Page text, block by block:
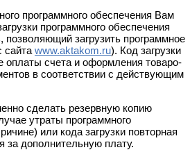
программного обеспечения Вам
программного обеспечения
позволяющий загрузить программное
www.aktakom.ru). Код загрузки
оплаты счета и оформления товаро-
в соответствии с действующим
сделать резервную копию
утраты программного
или кода загрузки повторная
за дополнительную плату.